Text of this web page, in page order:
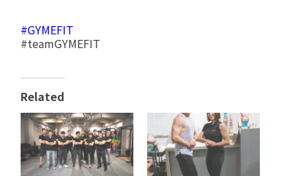
#GYMEFIT
#teamGYMEFIT
Related